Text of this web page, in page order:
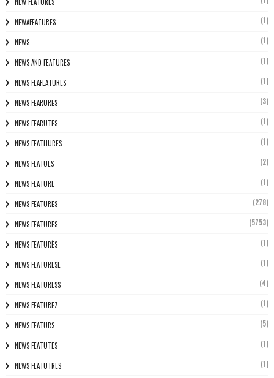
NEWAFEATURES (1)
NEWS (1)
NEWS AND FEATURES (1)
NEWS FEAFEATURES (1)
NEWS FEARURES (3)
NEWS FEARUTES (1)
NEWS FEATHURES (1)
NEWS FEATUES (2)
NEWS FEATURE (1)
NEWS FEATURES (278)
NEWS FEATURES (5753)
NEWS FEATURÈS (1)
NEWS FEATURESL (1)
NEWS FEATURESS (4)
NEWS FEATUREZ (1)
NEWS FEATURS (5)
NEWS FEATUTES (1)
NEWS FEATUTRES (1)